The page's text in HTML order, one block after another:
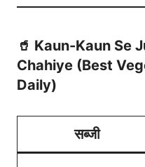
🥤 Kaun-Kaun Se
Chahiye (Best
Daily)
सब्जी